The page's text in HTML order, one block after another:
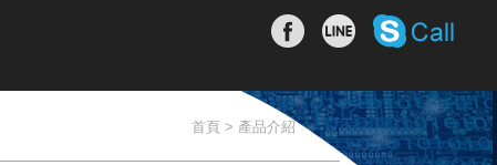
分享至Facebook
分享至line
首頁 產品介紹